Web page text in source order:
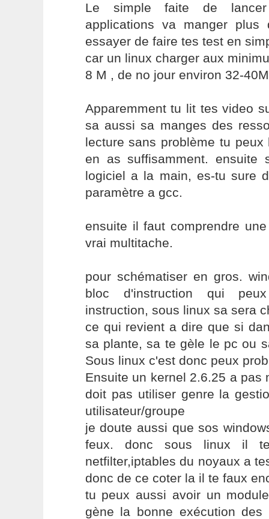
Le simple faite de
applications va manger plus
essayer de faire tes test en
car un linux charger aux
8 M , de no jour environ 32-
Apparemment tu lit tes video
sa aussi sa manges des
lecture sans problème tu
en as suffisamment.
logiciel a la main, es-tu sure
paramètre a gcc.
ensuite il faut comprendre
vrai multitache.
pour schématiser en gros.
bloc d'instruction qui
instruction, sous linux sa sera
ce qui revient a dire que si
sa plante, sa te gèle le pc ou
Sous linux c'est donc peux
Ensuite un kernel 2.6.25 a pas
doit pas utiliser genre la
utilisateur/groupe
je doute aussi que sos
feux. donc sous linux il te
netfilter,iptables du noyaux a
donc de ce coter la il te faux
tu peux aussi avoir un
gène la bonne exécution des